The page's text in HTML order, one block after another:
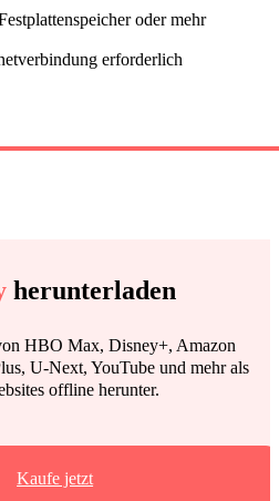
oder mehr
erforderlich
herunterladen
HBO Max, Disney+, Amazon
U-Next, YouTube und mehr als
offline herunter.
Kaufe jetzt